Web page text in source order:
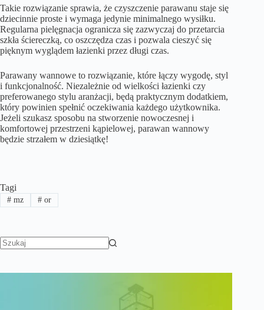
Takie rozwiązanie sprawia, że czyszczenie parawanu staje się
dziecinnie proste i wymaga jedynie minimalnego wysiłku.
Regularna pielęgnacja ogranicza się zazwyczaj do przetarcia
szkła ściereczką, co oszczędza czas i pozwala cieszyć się
pięknym wyglądem łazienki przez długi czas.
Parawany wannowe to rozwiązanie, które łączy wygodę, styl
i funkcjonalność. Niezależnie od wielkości łazienki czy
preferowanego stylu aranżacji, będą praktycznym dodatkiem,
który powinien spełnić oczekiwania każdego użytkownika.
Jeżeli szukasz sposobu na stworzenie nowoczesnej i
komfortowej przestrzeni kąpielowej, parawan wannowy
będzie strzałem w dziesiątkę!
Tagi
#mz #or